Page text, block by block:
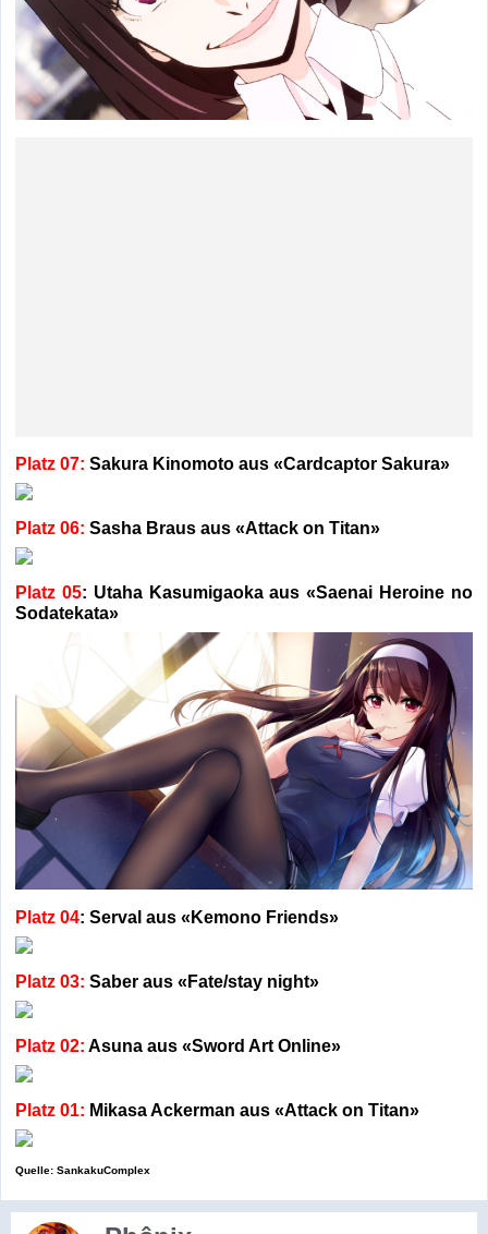
Platz 07: Sakura Kinomoto aus «Cardcaptor Sakura»
Platz 06: Sasha Braus aus «Attack on Titan»
Platz 05: Utaha Kasumigaoka aus «Saenai Heroine no
Sodatekata»
Platz 04: Serval aus «Kemono Friends»
Platz 03: Saber aus «Fate/stay night»
Platz 02: Asuna aus «Sword Art Online»
Platz 01: Mikasa Ackerman aus «Attack on Titan»
Quelle: SankakuComplex